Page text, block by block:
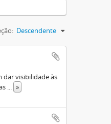
Descendente
dar visibilidade às
... »